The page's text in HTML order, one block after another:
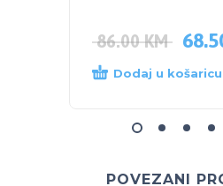
86.00KM
Dodaj u košaricu
POVEZANI